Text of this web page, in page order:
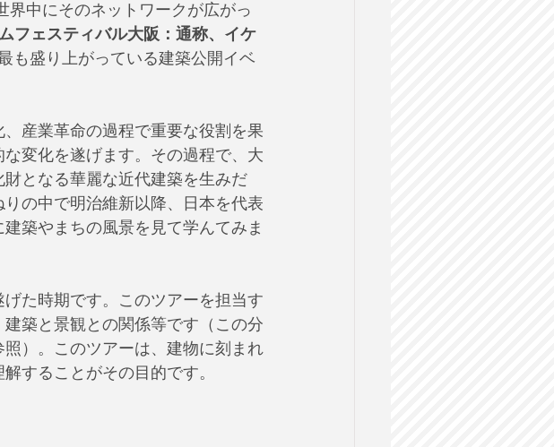
界中にそのネットワークが広がっ
フェスティバル大阪：通称、イケ
も盛り上がっている建築公開イベ
産業革命の過程で重要な役割を果
変化を遂げます。その過程で、大
となる華麗な近代建築を生みだ
の中で明治維新以降、日本を代表
築やまちの風景を見て学んてみま
た時期です。このツアーを担当す
築と景観との関係等です（この分
）。このツアーは、建物に刻まれ
することがその目的です。